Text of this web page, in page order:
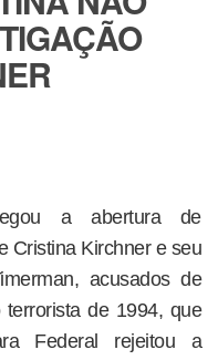
a abertura de
Cristina Kirchner e seu
acusados de
de 1994, que
Federal rejeitou a